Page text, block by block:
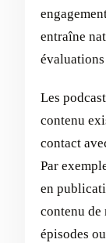
entraîne
Les
contenu
contact
Par
en
contenu de
épisodes